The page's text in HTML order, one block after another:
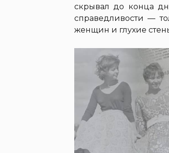
скрывал до конца
справедливости —
женщин и глухие